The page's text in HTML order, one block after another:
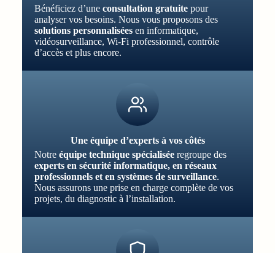
Bénéficiez d’une consultation gratuitepour
analyser vos besoins. Nous vous proposons des
solutions personnaliséesen informatique,
vidéosurveillance, Wi-Fi professionnel, contrôle
d’accès et plus encore.
Une équipe d’experts à vos côtés
Notre équipe technique spécialiséeregroupe des
experts en sécurité informatique, en réseaux
professionnels et en systèmes de surveillance.
Nous assurons une prise en charge complète de vos
projets, du diagnostic à l’installation.